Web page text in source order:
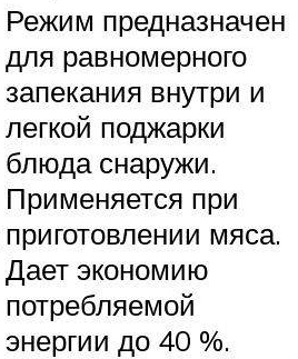
Режим предназначен
для равномерного
запекания внутри и
легкой поджарки
блюда снаружи.
Применяется при
приготовлении мяса.
Дает экономию
потребляемой
энергии до 40 %.